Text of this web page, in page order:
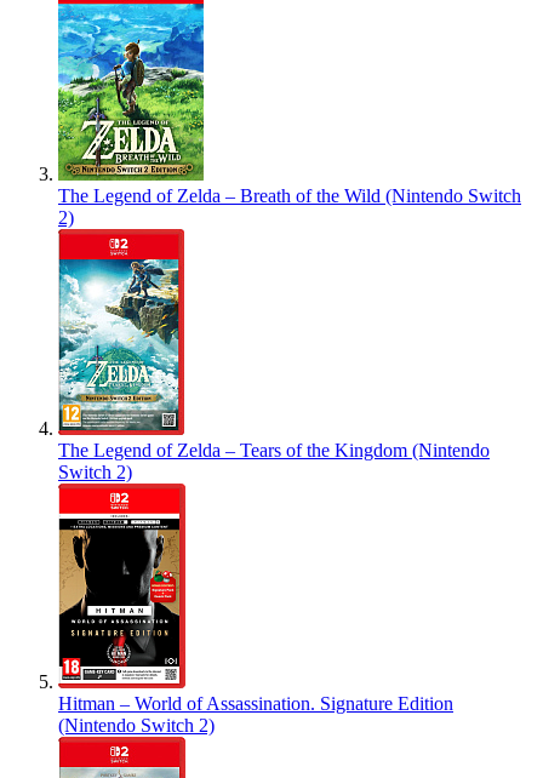
The Legend of Zelda – Breath of the Wild (Nintendo Switch
2)
The Legend of Zelda – Tears of the Kingdom (Nintendo
Switch 2)
Hitman – World of Assassination. Signature Edition
(Nintendo Switch 2)